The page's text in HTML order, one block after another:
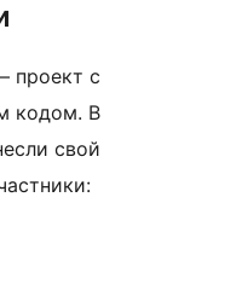
проект с
кодом. В
свой